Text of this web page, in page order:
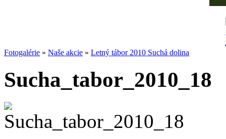
Fotogalérie » Naše akcie » Letný tábor 2010 Suchá dolina
Sucha_tabor_2010_18